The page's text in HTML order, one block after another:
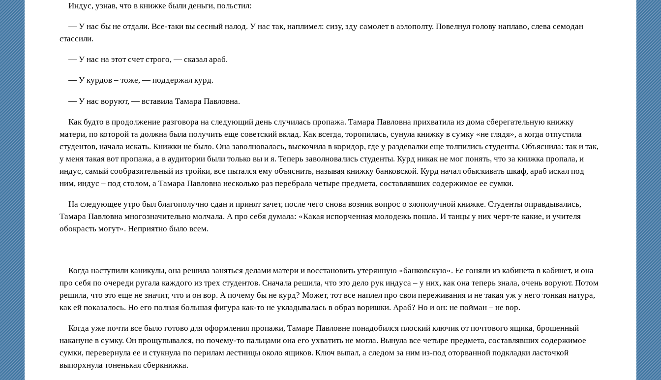
Индус, узнав, что в книжке были деньги, польстил:
— У нас бы не отдали. Все-таки вы сесный налод. У нас так, наплимел: сизу, зду самолет в аэлополту. Повелнул голову наплаво, слева семодан
стассили.
— У нас на этот счет строго, — сказал араб.
— У курдов – тоже, — поддержал курд.
— У нас воруют, — вставила Тамара Павловна.
Как будто в продолжение разговора на следующий день случилась пропажа. Тамара Павловна прихватила из дома сберегательную книжку
матери, по которой та должна была получить еще советский вклад. Как всегда, торопилась, сунула книжку в сумку «не глядя», а когда отпустила
студентов, начала искать. Книжки не было. Она заволновалась, выскочила в коридор, где у раздевалки еще толпились студенты. Объяснила: так и так,
у меня такая вот пропажа, а в аудитории были только вы и я. Теперь заволновались студенты. Курд никак не мог понять, что за книжка пропала, и
индус, самый сообразительный из тройки, все пытался ему объяснить, называя книжку банковской. Курд начал обыскивать шкаф, араб искал под
ним, индус – под столом, а Тамара Павловна несколько раз перебрала четыре предмета, составлявших содержимое ее сумки.
На следующее утро был благополучно сдан и принят зачет, после чего снова возник вопрос о злополучной книжке. Студенты оправдывались,
Тамара Павловна многозначительно молчала. А про себя думала: «Какая испорченная молодежь пошла. И танцы у них черт-те какие, и учителя
обокрасть могут». Неприятно было всем.
Когда наступили каникулы, она решила заняться делами матери и восстановить утерянную «банковскую». Ее гоняли из кабинета в кабинет, и она
про себя по очереди ругала каждого из трех студентов. Сначала решила, что это дело рук индуса – у них, как она теперь знала, очень воруют. Потом
решила, что это еще не значит, что и он вор. А почему бы не курд? Может, тот все наплел про свои переживания и не такая уж у него тонкая натура,
как ей показалось. Но его полная большая фигура как-то не укладывалась в образ воришки. Араб? Но и он: не пойман – не вор.
Когда уже почти все было готово для оформления пропажи, Тамаре Павловне понадобился плоский ключик от почтового ящика, брошенный
накануне в сумку. Он прощупывался, но почему-то пальцами она его ухватить не могла. Вынула все четыре предмета, составлявших содержимое
сумки, перевернула ее и стукнула по перилам лестницы около ящиков. Ключ выпал, а следом за ним из-под оторванной подкладки ласточкой
выпорхнула тоненькая сберкнижка.